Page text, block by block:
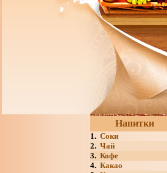
Напитки
1. Соки
2. Чай
3. Кофе
4. Какао